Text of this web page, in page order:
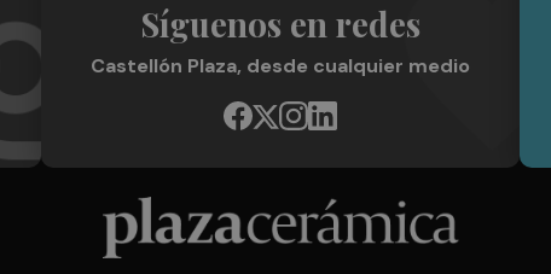
Síguenos en redes
Castellón Plaza, desde cualquier medio